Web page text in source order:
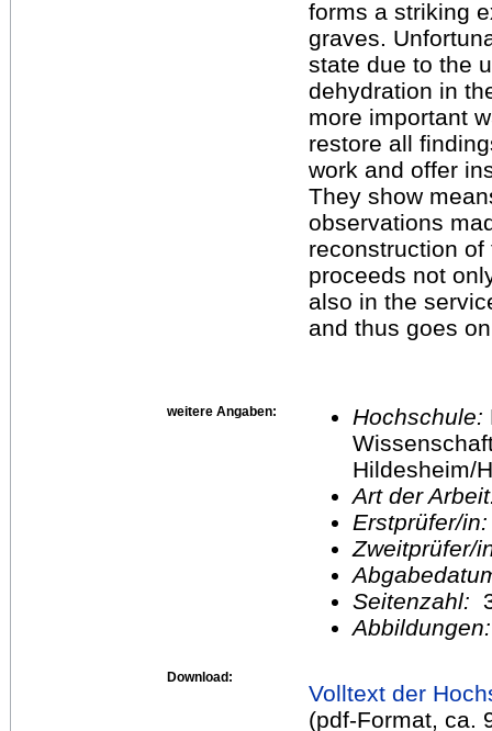
forms a striking
graves.
state due to the
dehydration in
more important
restore all
work and offer
They show
observations
reconstruction
proceeds not
also in the
and thus goes
weitere Angaben: Hochschule:
Hildesheim/
Art der
Erstprüfer/
Seitenzahl:
Download:
Volltext der
(pdf-Format, ca.